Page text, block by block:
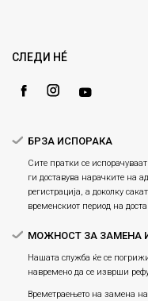
Gift Card
Замена и рефундација на
СЛЕДИ НÉ
БРЗА ИСПОРАКА
Сите пратки се
ги доставува нарачките на
регистрација, а доколку
временскиот период на
МОЖНОСТ ЗА ЗАМЕНА
Нашата служба ќе се
навремено да се изврши
Времетраењето на замена